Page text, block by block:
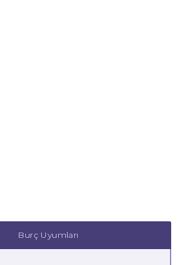
Burç Uyumları